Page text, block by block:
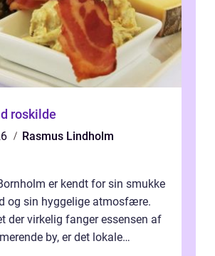
roskilde
Rasmus Lindholm
er kendt for sin smukke
og sin hyggelige atmosfære.
der virkelig fanger essensen af
by, er det lokale